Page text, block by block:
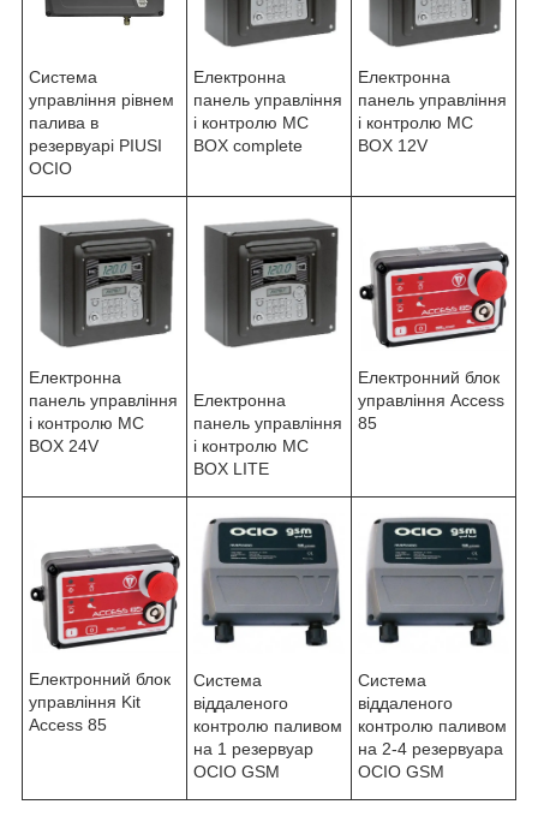
Система
управління рівнем
палива в
резервуарі PIUSI
OCIO
Електронна
панель управління
і контролю MC
BOX complete
Електронна
панель управління
і контролю MC
BOX 12V
Електронна
панель управління
і контролю MC
BOX 24V
Електронна
панель управління
і контролю MC
BOX LITE
Електронний блок
управління Access
85
Електронний блок
управління Kit
Access 85
Система
віддаленого
контролю паливом
на 1 резервуар
OCIO GSM
Система
віддаленого
контролю паливом
на 2-4 резервуара
OCIO GSM